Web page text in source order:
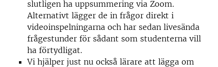
slutligen ha uppsummering via Zoom.
Alternativt lägger de in frågor direkt i
videoinspelningarna och har sedan livesända
frågestunder för sådant som studenterna vill
ha förtydligat.
Vi hjälper just nu också lärare att lägga om